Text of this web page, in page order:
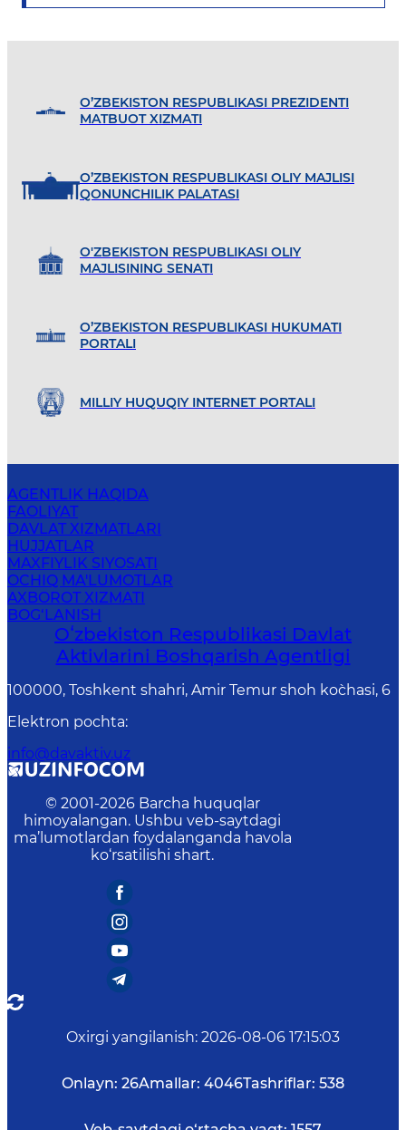
O’ZBEKISTON RESPUBLIKASI PREZIDENTI
MATBUOT XIZMATI
O’ZBEKISTON RESPUBLIKASI OLIY MAJLISI
QONUNCHILIK PALATASI
O'ZBEKISTON RESPUBLIKASI OLIY
MAJLISINING SENATI
O’ZBEKISTON RESPUBLIKASI HUKUMATI
PORTALI
MILLIY HUQUQIY INTERNET PORTALI
AGENTLIK HAQIDA
FAOLIYAT
DAVLAT XIZMATLARI
HUJJATLAR
MAXFIYLIK SIYOSATI
OCHIQ MA'LUMOTLAR
AXBOROT XIZMATI
BOG‘LANISH
Oʻzbekiston Respublikasi Davlat
Aktivlarini Boshqarish Agentligi
100000, Toshkent shahri, Amir Temur shoh ko`chasi, 6
Elektron pochta:
info@davaktiv.uz
© 2001-2026 Barcha huquqlar
himoyalangan. Ushbu veb-saytdagi
ma’lumotlardan foydalanganda havola
ko‘rsatilishi shart.
Oxirgi yangilanish: 2026-08-06 17:15:03
Onlayn: 26Amallar: 4046Tashriflar: 538